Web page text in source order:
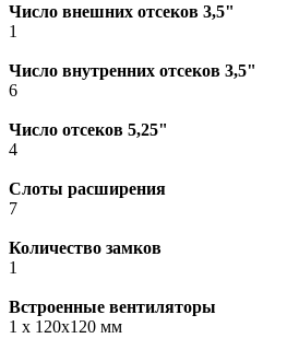
Число внешних отсеков 3,5"
1
Число внутренних отсеков 3,5"
6
Число отсеков 5,25"
4
Слоты расширения
7
Количество замков
1
Встроенные вентиляторы
1 x 120x120 мм